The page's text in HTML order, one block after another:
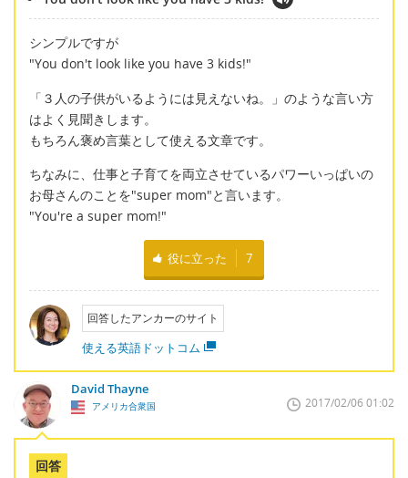
シンプルですが
"You don't look like you have 3 kids!"
「３人の子供がいるようには見えないね。」のような言い方
はよく見聞きします。
もちろん褒め言葉として使える文章です。
ちなみに、仕事と子育てを両立させているパワーいっぱいの
お母さんのことを"super mom"と言います。
"You're a super mom!"
役に立った 7
回答したアンカーのサイト
使える英語ドットコム
David Thayne
アメリカ合衆国 2017/02/06 01:02
回答